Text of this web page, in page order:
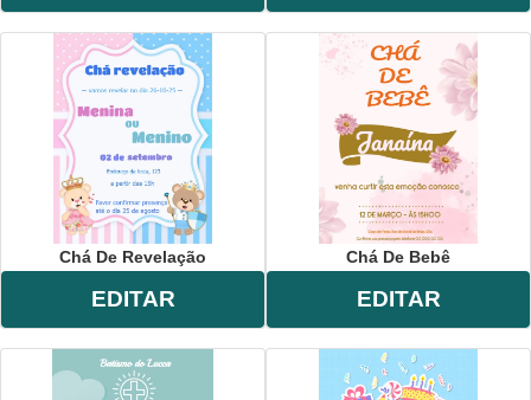
Chá De Revelação
EDITAR
Chá De Bebê
EDITAR